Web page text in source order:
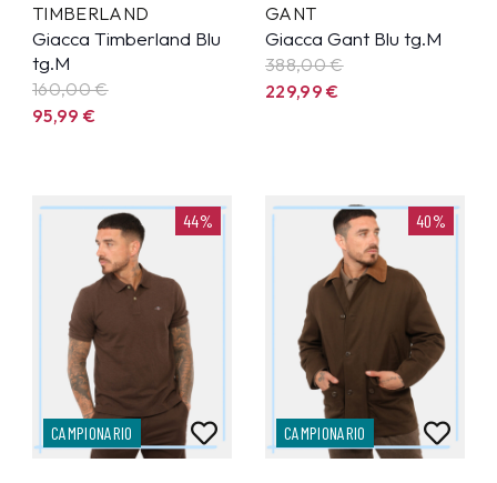
TIMBERLAND
Giacca Timberland Blu
tg.M
160,00 €
95,99€
GANT
Giacca Gant Blu tg.M
388,00 €
229,99€
44%
CAMPIONARIO
40%
CAMPIONARIO